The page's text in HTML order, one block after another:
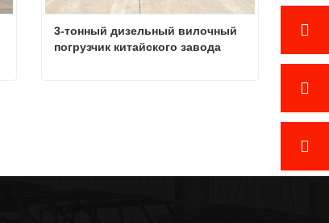
3-тонный дизельный вилочный
погрузчик китайского завода